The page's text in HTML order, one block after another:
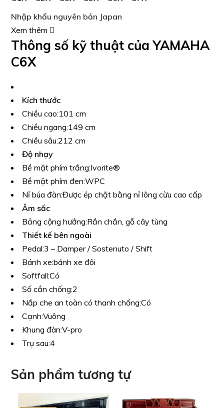
Nhập khẩu nguyên bản Japan
Xem thêm
Thông số kỹ thuật của YAMAHA
C6X
Kích thước
Chiều cao:101 cm
Chiều ngang:149 cm
Chiều sâu:212 cm
Độ nhạy
Bề mặt phím trắng:Ivorite®
Bề mặt phím đen:WPC
Nỉ búa đàn:Được ép chặt bằng nỉ lông cừu cao cấp
Âm sắc
Bảng cộng hưởng:Rắn chắn, gỗ cây tùng
Thiết kế bên ngoài
Pedal:3 – Damper / Sostenuto / Shift
Bánh xe:bánh xe đôi
Softfall:Có
Số cần chống:2
Nắp che an toàn có thanh chống:Có
Cạnh:Vuông
Khung đàn:V-pro
Trụ sau:4
Sản phẩm tương tự